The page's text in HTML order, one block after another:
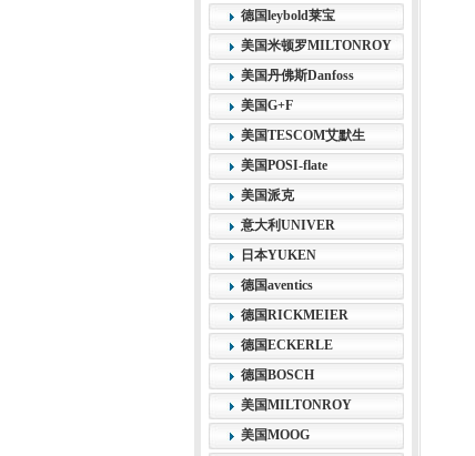
德国leybold莱宝
美国米顿罗MILTONROY
美国丹佛斯Danfoss
美国G+F
美国TESCOM艾默生
美国POSI-flate
美国派克
意大利UNIVER
日本YUKEN
德国aventics
德国RICKMEIER
德国ECKERLE
德国BOSCH
美国MILTONROY
美国MOOG